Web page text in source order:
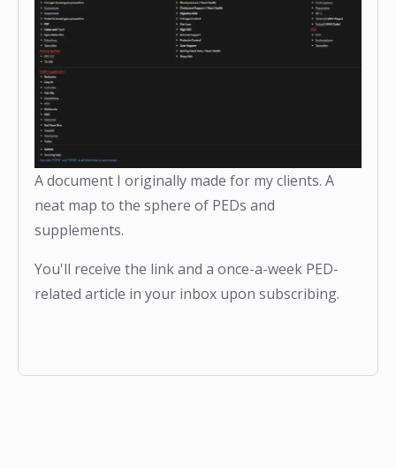
A document I originally made for my clients. A
neat map to the sphere of PEDs and
supplements.
You'll receive the link and a once-a-week PED-
related article in your inbox upon subscribing.